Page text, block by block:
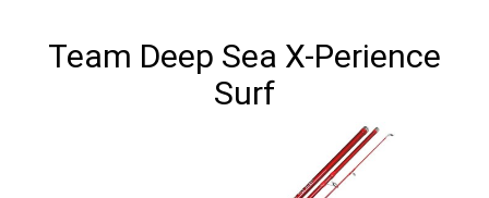
Team Deep Sea X-Perience
Surf